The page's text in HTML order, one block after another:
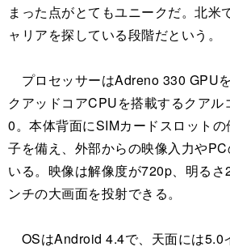
まった点がとてもユニークだ。北米
ャリアを探している段階だという。
プロセッサーはAdreno 330 GPU
クアッドコアCPUを搭載するクア
0。本体背面にSIMカードスロット
子を備え、外部からの映像入力や
いる。映像は解像度が720p、明る
ンチの大画面を投射できる。
OSはAndroid 4.4で、天面には5.0